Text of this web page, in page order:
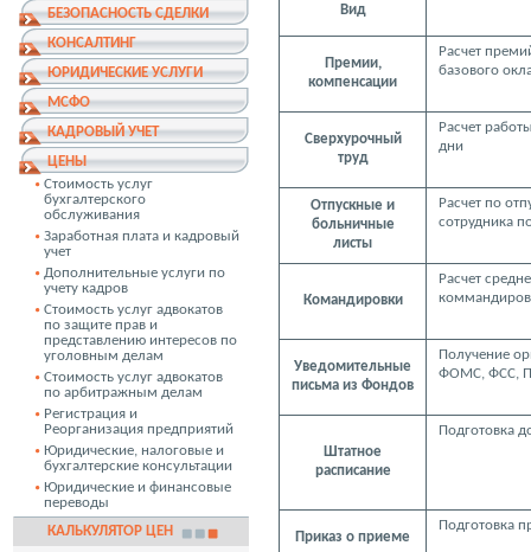
БЕЗОПАСНОСТЬ СДЕЛКИ
КОНСАЛТИНГ
ЮРИДИЧЕСКИЕ УСЛУГИ
МСФО
КАДРОВЫЙ УЧЕТ
ЦЕНЫ
Стоимость услуг
бухгалтерского
обслуживания
Заработная плата и кадровый
учет
Дополнительные услуги по
учету кадров
Стоимость услуг адвокатов
по защите прав и
представлению интересов по
уголовным делам
Стоимость услуг адвокатов
по арбитражным делам
Регистрация и
Реорганизация предприятий
Юридические, налоговые и
бухгалтерские консультации
Юридические и финансовые
переводы
КАЛЬКУЛЯТОР ЦЕН
Вид
Премии,
компенсации
Расчет
базового
Сверхурочный
труд
Расчет
дни
Отпускные и
больничные
листы
Расчет по
сотрудника
Командировки
Расчет
Уведомительные
письма из Фондов
Получение
ФОМС, ФСС,
Штатное
расписание
Подготовка
Приказ о приеме
Подготовка